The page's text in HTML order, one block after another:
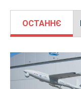
ОСТАННЄ